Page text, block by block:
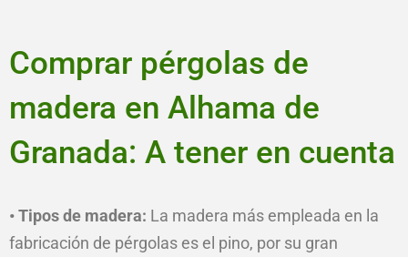
Comprar pérgolas de
madera en Alhama de
Granada: A tener en cuenta
• Tipos de madera: La madera más empleada en la
fabricación de pérgolas es el pino, por su gran